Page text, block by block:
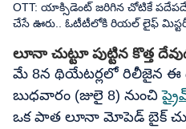
OTT: యాక్సిడెంట్ జరిగిన చోటికే
చేసే ఊరు.. ఓటీటీలోకి రియల్ లైఫ్ మిస్టరీ
లూనా చుట్టూ పుట్టిన కొత్త
మే 8న థియేటర్లలో రిలీజైన ఈ
బుధవారం (జులై 8) నుంచి
ఒక పాత లూనా మోపెడ్ బైక్